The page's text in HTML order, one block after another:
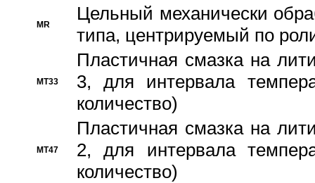
MR
Цельный механически
типа, центрируемый по
MT33
Пластичная смазка на
3, для интервала
количество)
MT47
Пластичная смазка на
2, для интервала
количество)